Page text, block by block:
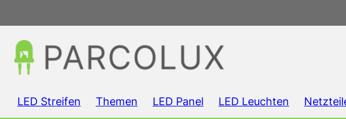
LED Streifen Themen LED Panel LED Leuchten